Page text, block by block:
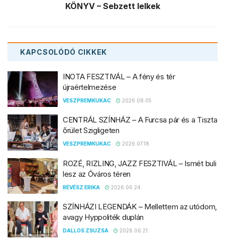
KÖNYV – Sebzett lelkek
KAPCSOLÓDÓ CIKKEK
INOTA FESZTIVÁL – A fény és tér
újraértelmezése
VESZPREMKUKAC 2026.08.05.
CENTRÁL SZÍNHÁZ – A Furcsa pár és a Tiszta
őrület Szigligeten
VESZPREMKUKAC 2026.07.18.
ROZÉ, RIZLING, JAZZ FESZTIVÁL – Ismét buli
lesz az Óváros téren
RÉVÉSZ ERIKA 2026.06.24.
SZÍNHÁZI LEGENDÁK – Mellettem az utódom,
avagy Hyppoliték duplán
DALLOS ZSUZSA 2026.06.21.